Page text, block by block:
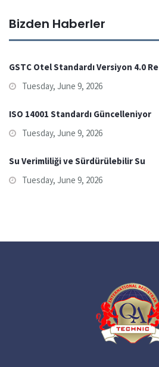
Bizden Haberler
GSTC Otel Standardı Versiyon 4.0 Re
Tuesday, June 9, 2026
ISO 14001 Standardı Güncelleniyor
Tuesday, June 9, 2026
Su Verimliliği ve Sürdürülebilir Su
Tuesday, June 9, 2026